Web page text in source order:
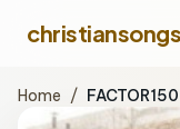
Home / FACTOR150